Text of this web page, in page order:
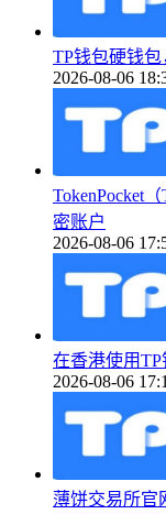
TP钱包硬钱
2026-08-06
TokenPocket
密账户
2026-08-06
在香港使用
2026-08-06
薄饼交易所官